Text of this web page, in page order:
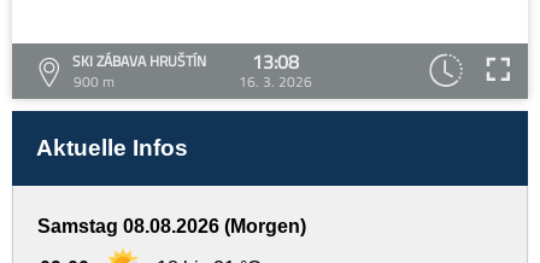
SKI ZÁBAVA HRUŠTÍN
900 m
13:08
16. 3. 2026
Aktuelle Infos
Samstag 08.08.2026 (Morgen)